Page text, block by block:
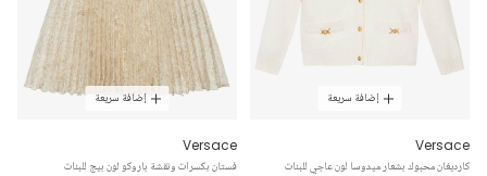
إضافة سريعة
Versace
كارديغان محبوك بشعار ميدوسا لون عاجي للبنات
إضافة سريعة
Versace
فستان بكسرات ونقشة باروكو لون بيج للبنات